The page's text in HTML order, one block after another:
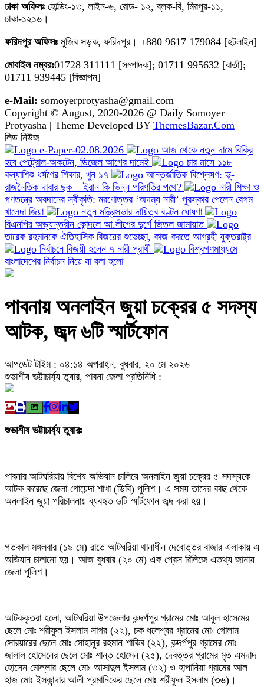
ঢাকা অফিসঃ হোল্ডিং-১৩, লাইন-৬, রোড- ১২, ব্লক-বি, মিরপুর-১১,
ঢাকা-১২১৬।
ফরিদপুর অফিসঃ মুজিব সড়ক, ফরিদপুর। +880 9617 179084 [হটলাইন]
মোবাইল নম্বরঃ01728 311111 [সম্পাদক]; 01711 995632 [বার্তা];
01711 939445 [বিজ্ঞাপন]
e-Mail: somoyerprotyasha@gmail.com
Copyright © August, 2020-2026 @ Daily Somoyer
Protyasha | Theme Developed BY ThemesBazar.Com
লিড নিউজ
e-Paper-02.08.2026
আজ থেকে নতুন দামে বিক্রি
হবে পেট্রোল-অকটেন, ডিজেল আগের দামেই
চার মাসে ১১৮
কন্যাশিশু ধর্ষণের শিকার, খুন ১৭
আন্তর্জাতিক বিশ্লেষণ: ভূ-
রাজনৈতিক দাবার ছক – ইরান কি ভিন্ন পরিণতির পথে?
নারী শিক্ষা ও
গণতন্ত্রে অবদানের স্বীকৃতি: মরণোত্তর ‘অদম্য নারী’ পুরস্কার পেলেন বেগম
খালেদা জিয়া
নতুন মন্ত্রিসভার দায়িত্ব বণ্টন ঘোষণা
বিএনপির অভ্যন্তরীন কোন্দলে আ.লীগের দুর্গে জিতল জামায়াত
তারেক রহমানকে ঐতিহাসিক বিজয়ের শুভেচ্ছা, কাজ করতে আগ্রহী যুক্তরাষ্ট্র
নির্বাচনে বিজয়ী হলেন ৭ নারী প্রার্থী
বিশ্বগণমাধ্যমে
বাংলাদেশের নির্বাচন নিয়ে যা বলা হলো
পাবনায় অনলাইন জুয়া চক্রের ৫ সদস্য
আটক, জব্দ ৬টি স্মার্টফোন
আপডেট টাইম : ০৪:১৪ অপরাহ্ন, বুধবার, ২০ মে ২০২৬
শুভাশীষ ভট্টাচার্য্য তুষার, পাবনা জেলা প্রতিনিধি :
শুভাশীষ ভট্টাচার্য্য তুষারঃ
পাবনার আটঘরিয়ায় বিশেষ অভিযান চালিয়ে অনলাইন জুয়া চক্রের ৫ সদস্যকে
আটক করেছে জেলা গোয়েন্দা শাখা (ডিবি) পুলিশ। এ সময় তাদের কাছ থেকে
অনলাইন জুয়া পরিচালনায় ব্যবহৃত ৬টি স্মার্টফোন জব্দ করা হয়।
গতকাল মঙ্গলবার (১৯ মে) রাতে আটঘরিয়া থানাধীন দেবোত্তর বাজার এলাকায় এ
অভিযান চালানো হয়। আজ বুধবার (২০ মে) এক প্রেস রিলিজে এতথ্য জানায়
জেলা পুলিশ।
আটককৃতরা হলো, আটঘরিয়া উপজেলার কন্দর্পপুর গ্রামের মোঃ আবুল হাসেমের
ছেলে মোঃ শরীফুল ইসলাম সাগর (২২), চক ধলেশ্বর গ্রামের মোঃ গোলাম
সোরয়ারের ছেলে মোঃ সোহানুর রহমান শাকিব (২২), কন্দর্পপুর গ্রামের মোঃ
জালাল হোসেনের ছেলে মোঃ শান্ত হোসেন (২৫), দেবত্তর গ্রামের মৃত এমদাদ
হোসেন মোল্লার ছেলে মোঃ আসাদুল ইসলাম (৩২) ও হাপানিয়া গ্রামের আল
হাজ মোঃ ইসকান্দার আলী প্রমানিকের ছেলে মোঃ শরীফুল ইসলাম (৩৬)।